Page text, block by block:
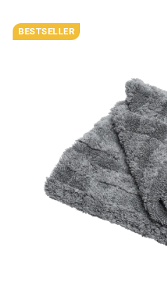
NOVINKY V SORTIMENTE
DARČEKOVÉ POUKAZY
ČISTENIE A ÚDRŽBA LODÍ
BESTSELLER